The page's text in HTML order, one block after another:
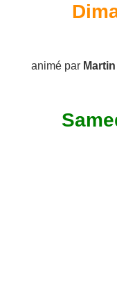
animé par